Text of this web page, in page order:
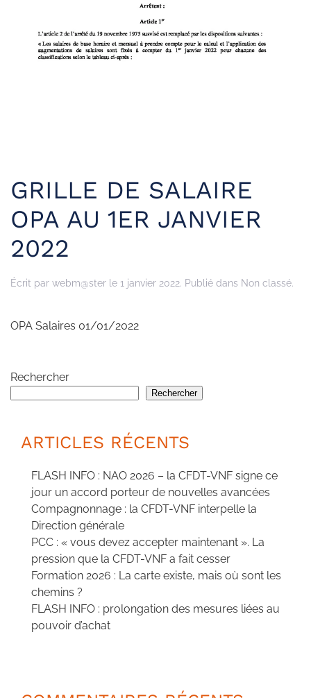
GRILLE DE SALAIRE
OPA AU 1ER JANVIER
2022
Écrit par webm@ster le 1 janvier 2022. Publié dans Non classé.
OPA Salaires 01/01/2022
Rechercher
Rechercher
ARTICLES RÉCENTS
FLASH INFO : NAO 2026 – la CFDT-VNF signe ce
jour un accord porteur de nouvelles avancées
Compagnonnage : la CFDT-VNF interpelle la
Direction générale
PCC : « vous devez accepter maintenant ». La
pression que la CFDT-VNF a fait cesser
Formation 2026 : La carte existe, mais où sont les
chemins ?
FLASH INFO : prolongation des mesures liées au
pouvoir d’achat